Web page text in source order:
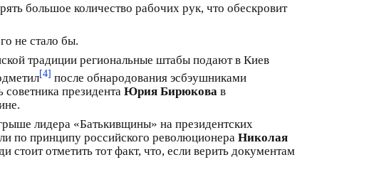
большое количество рабочих рук, что обескровит
не стало бы.
традиции региональные штабы подают в Киев
[4] после обнародования эсбэушниками
президента Юрия Бирюкова в
лидера «Батькивщины» на президентских
по принципу российского революционера Николая
отметить тот факт, что, если верить документам